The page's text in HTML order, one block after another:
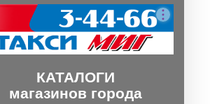
строящееся жильё....
КАТАЛОГИ
магазинов города